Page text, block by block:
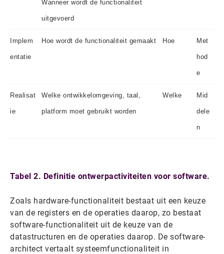
Wanneer wordt de functionaliteit
uitgevoerd
Implem
entatie
Hoe wordt de functionaliteit gemaakt Hoe Met
hod
e
Realisat
ie
Welke ontwikkelomgeving, taal,
platform moet gebruikt worden
Welke Mid
dele
n
Tabel 2. Definitie ontwerpactiviteiten voor software.
Zoals hardware-functionaliteit bestaat uit een keuze
van de registers en de operaties daarop, zo bestaat
software-functionaliteit uit de keuze van de
datastructuren en de operaties daarop. De software-
architect vertaalt systeemfunctionaliteit in